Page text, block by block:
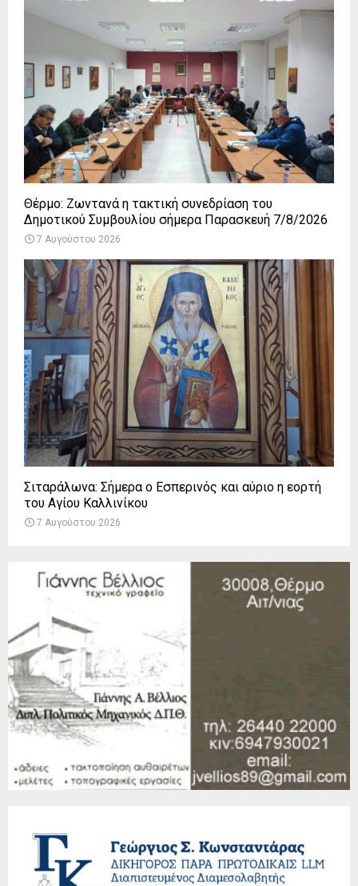
Θέρμο: Ζωντανά η τακτική συνεδρίαση του
Δημοτικού Συμβουλίου σήμερα Παρασκευή 7/8/2026
7 Αυγούστου 2026
Σιταράλωνα: Σήμερα ο Εσπερινός και αύριο η εορτή
του Αγίου Καλλινίκου
7 Αυγούστου 2026